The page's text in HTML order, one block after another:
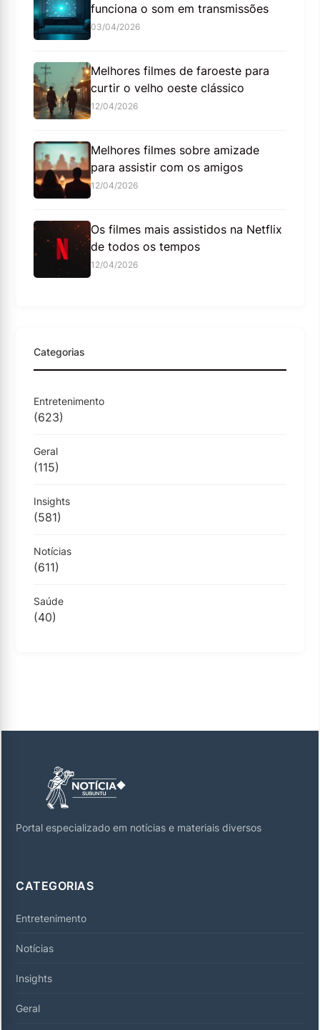
funciona o som em transmissões
03/04/2026
Melhores filmes de faroeste para
curtir o velho oeste clássico
12/04/2026
Melhores filmes sobre amizade
para assistir com os amigos
12/04/2026
Os filmes mais assistidos na Netflix
de todos os tempos
12/04/2026
Categorias
Entretenimento
(623)
Geral
(115)
Insights
(581)
Notícias
(611)
Saúde
(40)
Portal especializado em notícias e materiais diversos
CATEGORIAS
Entretenimento
Notícias
Insights
Geral